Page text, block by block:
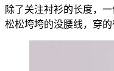
除了关注衬衫的长度，
松松垮垮的没腰线，穿的